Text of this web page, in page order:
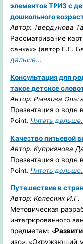
элементов ТРИЗ с
дошкольного
Автор: Твердунова
Рассматривание
санках» (автор Е.Г.
дальше...
Консультация для
такое детское
Автор: Рычкова
Презентация о воде
Point. Читать
Качество питьевой
Автор: Куприянова
Презентация о воде
Point. Читать
Путешествие в
Автор: Колесник И.Г.
Методическая
интегрированного
предметам: «
изо», «Окружающий